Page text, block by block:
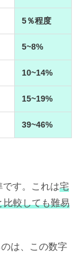
5％程度
5~8%
10~14%
15~19%
39~46%
す。これは宅
比較しても難易
は、この数字